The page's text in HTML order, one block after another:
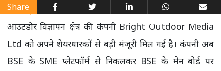
Share
आउटडोर विज्ञापन क्षेत्र की कंपनी Bright Outdoor Media
Ltd को अपने शेयरधारकों से बड़ी मंजूरी मिल गई है। कंपनी अब
BSE के SME प्लेटफॉर्म से निकलकर BSE के मेन बोर्ड पर